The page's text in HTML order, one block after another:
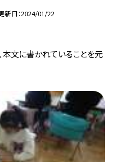
新日 2024/01/22
本文に書かれていることを元